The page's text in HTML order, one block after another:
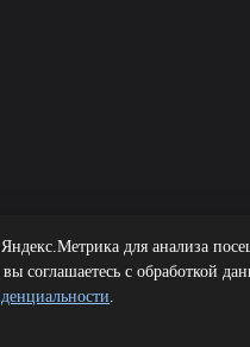
для анализа
соглашаетесь с обработкой
.
оферта|Политика